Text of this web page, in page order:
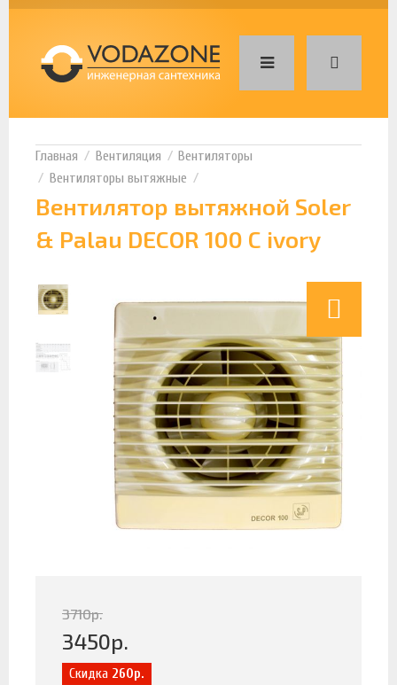
Вентиляция
Вентиляторы
Вентиляторы вытяжные
Вентилятор вытяжной Soler
& Palau DECOR 100 C ivory
3710р.
3450р.
Скидка 260р.